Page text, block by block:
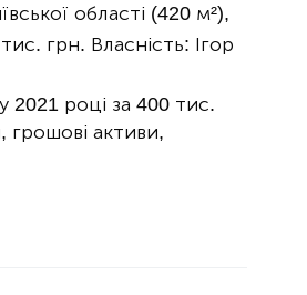
області (420 м²),
грн. Власність: Ігор
році за 400 тис.
грошові активи,